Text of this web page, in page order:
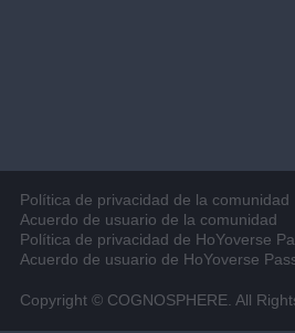
Política de privacidad de la comunidad
Acuerdo de usuario de la comunidad
Política de privacidad de HoYoverse
Acuerdo de usuario de HoYoverse
Copyright © COGNOSPHERE. All